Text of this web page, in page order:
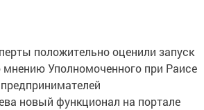
положительно оценили запуск
Уполномоченного при Раисе
новый функционал на портале